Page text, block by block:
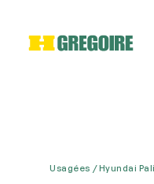
Usagées Hyundai